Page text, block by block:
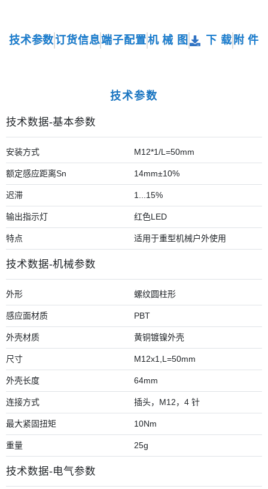
技术参数订货信息端子配置机 械 图 下 载 附 件
技术参数
技术数据-基本参数
安装方式 M12*1/L=50mm
额定感应距离Sn 14mm±10%
迟滞 1...15%
输出指示灯 红色LED
特点 适用于重型机械户外使用
技术数据-机械参数
外形 螺纹圆柱形
感应面材质 PBT
外壳材质 黄铜镀镍外壳
尺寸 M12x1,L=50mm
外壳长度 64mm
连接方式 插头，M12，4 针
最大紧固扭矩 10Nm
重量 25g
技术数据-电气参数